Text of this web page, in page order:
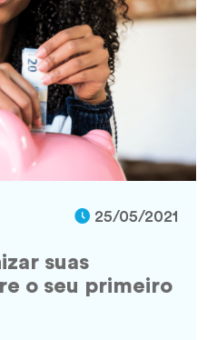
25/05/2021
suas
o seu primeiro